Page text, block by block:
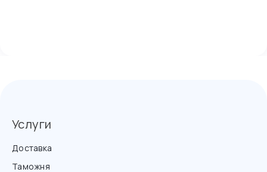
Услуги
Доставка
Таможня